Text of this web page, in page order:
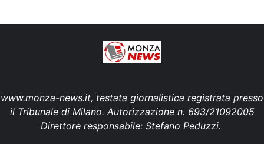
www.monza-news.it, testata giornalistica registrata presso
il Tribunale di Milano. Autorizzazione n. 693/21092005
Direttore responsabile: Stefano Peduzzi.